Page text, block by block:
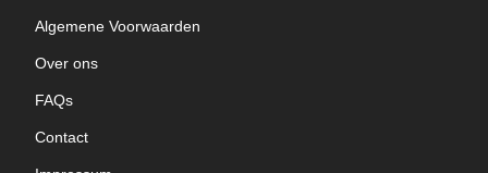
Algemene Voorwaarden
Over ons
FAQs
Contact